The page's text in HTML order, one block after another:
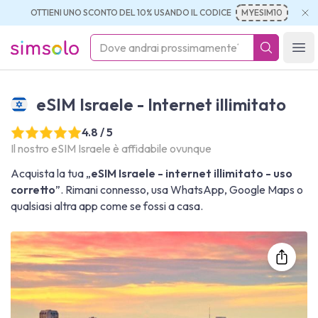
OTTIENI UNO SCONTO DEL 10% USANDO IL CODICE MYESIM10
simsolo
eSIM Israele - Internet illimitato
4.8 / 5
Il nostro eSIM Israele è affidabile ovunque
Acquista la tua „eSIM Israele - internet illimitato - uso
corretto”. Rimani connesso, usa WhatsApp, Google Maps o
qualsiasi altra app come se fossi a casa.